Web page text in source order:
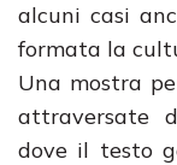
alcuni casi
formata la
Una mostra
attraversate
dove il testo